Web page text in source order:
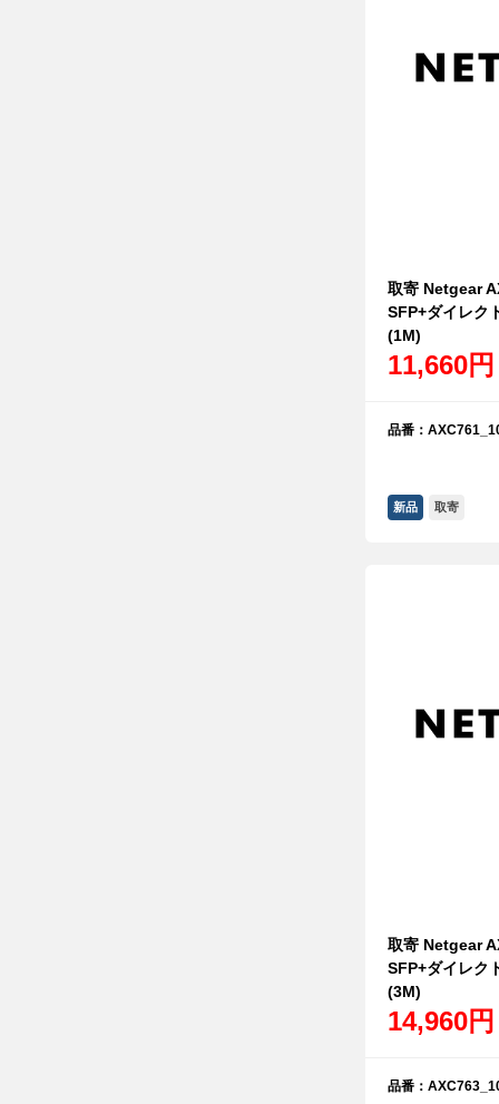
取寄 Netgear
SFP+ダイレク
(1M)
11,660円
品番：
新品 取寄
取寄 Netgear
SFP+ダイレク
(3M)
14,960円
品番：